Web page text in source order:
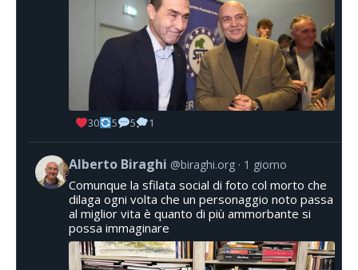
30 5 5 1
Alberto Biraghi @biraghi.org 1 giorno
Comunque la sfilata social di foto col morto che
dilaga ogni volta che un personaggio noto passa
al miglior vita è quanto di più ammorbante si
possa immaginare